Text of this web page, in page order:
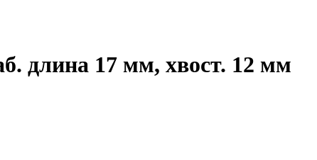
длина 17 мм, хвост. 12 мм